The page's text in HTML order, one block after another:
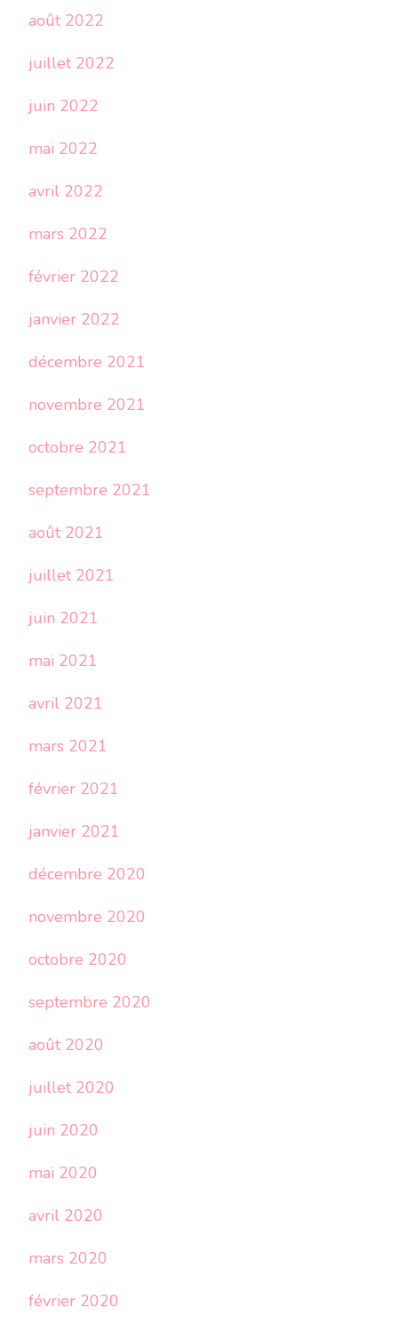
août 2022
juillet 2022
juin 2022
mai 2022
avril 2022
mars 2022
février 2022
janvier 2022
décembre 2021
novembre 2021
octobre 2021
septembre 2021
août 2021
juillet 2021
juin 2021
mai 2021
avril 2021
mars 2021
février 2021
janvier 2021
décembre 2020
novembre 2020
octobre 2020
septembre 2020
août 2020
juillet 2020
juin 2020
mai 2020
avril 2020
mars 2020
février 2020